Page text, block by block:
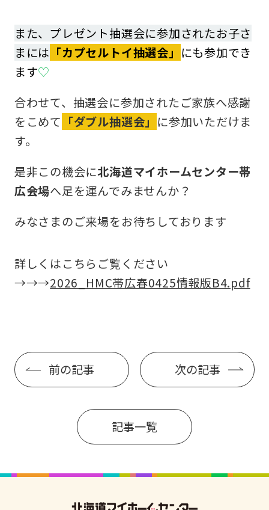
また、プレゼント抽選会に参加されたお子さ
まには 「カプセルトイ抽選会」 にも参加でき
ます♡
合わせて、抽選会に参加されたご家族へ感謝
をこめて 「ダブル抽選会」 に参加いただけま
す。
是非この機会に北海道マイホームセンター帯
広会場へ足を運んでみませんか？
みなさまのご来場をお待ちしております
詳しくはこちらご覧ください
→→→2026_HMC帯広春0425情報版B4.pdf
前の記事 次の記事
記事一覧